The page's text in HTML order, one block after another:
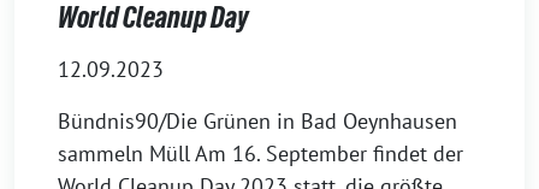
World Cleanup Day
12.09.2023
Bündnis90/Die Grünen in Bad Oeynhausen
sammeln Müll Am 16. September findet der